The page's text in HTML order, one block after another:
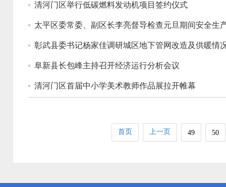
清河门区举行低碳燃料发动机项目签约仪式
太平区委常委、副区长李亮督导检查元旦期间安全生
彰武县委书记杨家佳调研城区地下管网改造及供暖情
阜新县长包峰主持召开经济运行分析会议
清河门区首届中小学美术教师作品展拉开帷幕
首页 上一页 49 50